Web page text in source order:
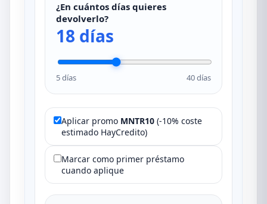
¿En cuántos días quieres
devolverlo?
18 días
5 días 40 días
Aplicar promo MNTR10 (-10% coste
estimado HayCredito)
Marcar como primer préstamo
cuando aplique